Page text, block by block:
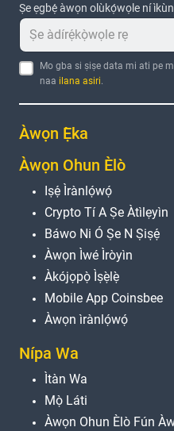
Ṣe ẹgbẹ́ àwọn olùkọ́wọle ní
Mo gba si ṣiṣe data mi ati pe
naa ilana asiri.
Àwọn Ẹ̀ka
Àwọn Ohun Èlò
Iṣẹ́ Ìrànlọ́wọ́
Crypto Tí A Ṣe Àtìlẹyìn
Báwo Ni Ó Ṣe N Ṣiṣẹ́
Àwọn Ìwé Ìròyìn
Àkójọpọ̀ Ìṣẹ̀lẹ̀
Mobile App Coinsbee
Àwọn ìrànlọ́wọ́
Nípa Wa
Ìtàn Wa
Mọ̀ Láti
Àwọn Ohun Èlò Fún